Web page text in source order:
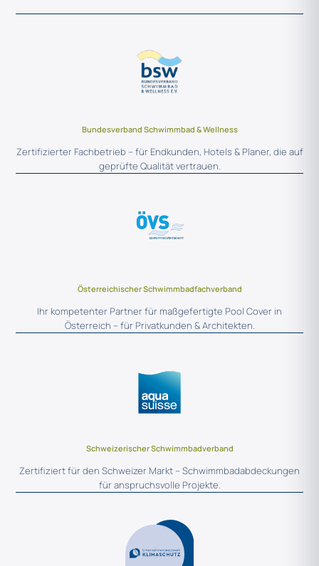
Bundesverband Schwimmbad & Wellness
Zertifizierter Fachbetrieb – für Endkunden, Hotels & Planer, die auf
geprüfte Qualität vertrauen.
Österreichischer Schwimmbadfachverband
Ihr kompetenter Partner für maßgefertigte Pool Cover in
Österreich – für Privatkunden & Architekten.
Schweizerischer Schwimmbadverband
Zertifiziert für den Schweizer Markt – Schwimmbadabdeckungen
für anspruchsvolle Projekte.